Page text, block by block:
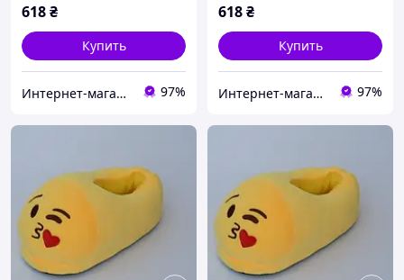
618₴
Купить
Интернет-магазин euro-imports.com.ua 97%
618₴
Купить
Интернет-магазин euro-imports.com.ua 97%